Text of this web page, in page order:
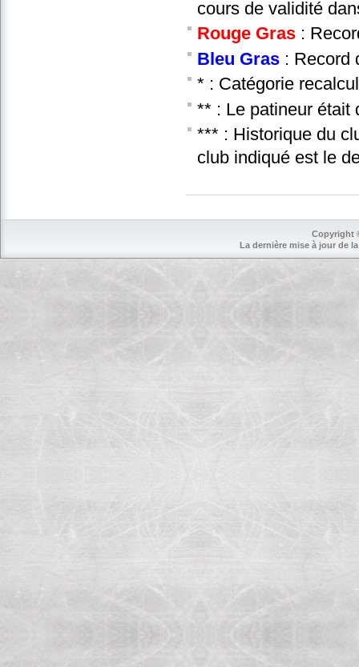
cours de validité
Rouge Gras :
Bleu Gras : Record
* : Catégorie
** : Le patineur était
*** : Historique du
club indiqué est le
Copyright
La dernière mise à jour de